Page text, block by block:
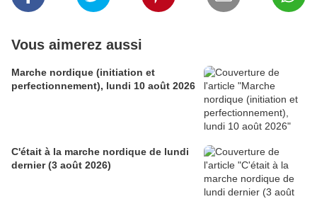
Vous aimerez aussi
Marche nordique (initiation et
perfectionnement), lundi 10 août 2026
C'était à la marche nordique de lundi
dernier (3 août 2026)